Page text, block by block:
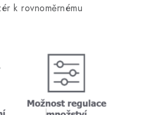
k rovnoměrnému